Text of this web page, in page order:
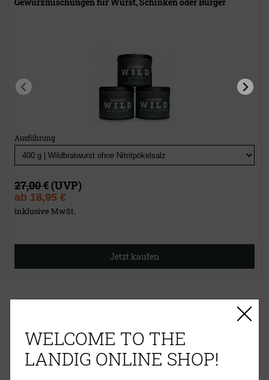
Gewürzmischungen für Wurst, Schinken oder Burger
Ausführung
27,00 € (UVP)
ab 18,95 €
inklusive MwSt.
Jetzt kaufen
WELCOME TO THE
LANDIG ONLINE SHOP!